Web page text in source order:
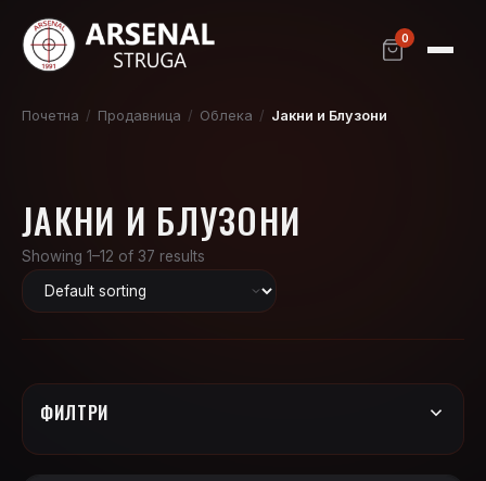
0
Почетна / Продавница / Облека / Јакни и Блузони
ЈАКНИ И БЛУЗОНИ
Showing 1–12 of 37 results
ФИЛТРИ